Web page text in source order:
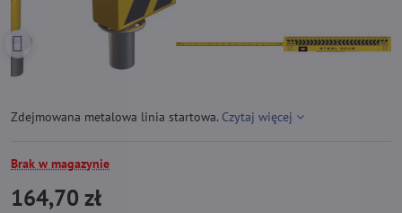
Zdejmowana metalowa linia startowa. Czytaj więcej
Brak w magazynie
164,70 zł